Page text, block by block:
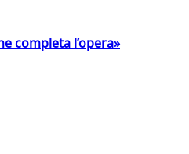
completa l’opera»